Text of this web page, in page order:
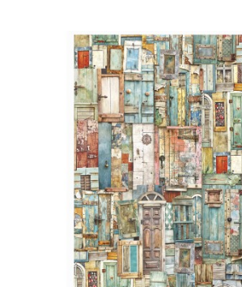
Online cursussen
Blog / DIY / Tutorials